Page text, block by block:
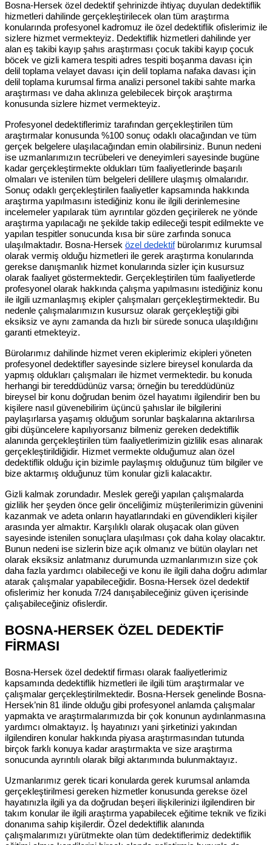
Bosna-Hersek özel dedektif şehrinizde ihtiyaç duyulan dedektiflik
hizmetleri dahilinde gerçekleştirilecek olan tüm araştırma
konularında profesyonel kadromuz ile özel dedektiflik ofislerimiz ile
sizlere hizmet vermekteyiz. Dedektiflik hizmetleri dahilinde yer
alan eş takibi kayıp şahıs araştırması çocuk takibi kayıp çocuk
böcek ve gizli kamera tespiti adres tespiti boşanma davası için
delil toplama velayet davası için delil toplama nafaka davası için
delil toplama kurumsal firma analizi personel takibi sahte marka
araştırması ve daha aklınıza gelebilecek birçok araştırma
konusunda sizlere hizmet vermekteyiz.
Profesyonel dedektiflerimiz tarafından gerçekleştirilen tüm
araştırmalar konusunda %100 sonuç odaklı olacağından ve tüm
gerçek belgelere ulaşılacağından emin olabilirsiniz. Bunun nedeni
ise uzmanlarımızın tecrübeleri ve deneyimleri sayesinde bugüne
kadar gerçekleştirmekte oldukları tüm faaliyetlerinde başarılı
olmaları ve istenilen tüm belgeleri delillere ulaşmış olmalarıdır.
Sonuç odaklı gerçekleştirilen faaliyetler kapsamında hakkında
araştırma yapılmasını istediğiniz konu ile ilgili derinlemesine
incelemeler yapılarak tüm ayrıntılar gözden geçirilerek ne yönde
araştırma yapılacağı ne şekilde takip edileceği tespit edilmekte ve
yapılan tespitler sonucunda kısa bir süre zarfında sonuca
ulaşılmaktadır. Bosna-Hersek özel dedektifbürolarımız kurumsal
olarak vermiş olduğu hizmetleri ile gerek araştırma konularında
gerekse danışmanlık hizmet konularında sizler için kusursuz
olarak faaliyet göstermektedir. Gerçekleştirilen tüm faaliyetlerde
profesyonel olarak hakkında çalışma yapılmasını istediğiniz konu
ile ilgili uzmanlaşmış ekipler çalışmaları gerçekleştirmektedir. Bu
nedenle çalışmalarımızın kusursuz olarak gerçekleştiği gibi
eksiksiz ve aynı zamanda da hızlı bir sürede sonuca ulaşıldığını
garanti etmekteyiz.
Bürolarımız dahilinde hizmet veren ekiplerimiz ekipleri yöneten
profesyonel dedektifler sayesinde sizlere bireysel konularda da
yapmış oldukları çalışmaları ile hizmet vermektedir. bu konuda
herhangi bir tereddüdünüz varsa; örneğin bu tereddüdünüz
bireysel bir konu doğrudan benim özel hayatımı ilgilendirir ben bu
kişilere nasıl güvenebilirim üçüncü şahıslar ile bilgilerini
paylaşırlarsa yaşamış olduğum sorunlar başkalarına aktarılırsa
gibi düşüncelere kapılıyorsanız bilmeniz gereken dedektiflik
alanında gerçekleştirilen tüm faaliyetlerimizin gizlilik esas alınarak
gerçekleştirildiğidir. Hizmet vermekte olduğumuz alan özel
dedektiflik olduğu için bizimle paylaşmış olduğunuz tüm bilgiler ve
bize aktarmış olduğunuz tüm konular gizli kalacaktır.
Gizli kalmak zorundadır. Meslek gereği yapılan çalışmalarda
gizlilik her şeyden önce gelir önceliğimiz müşterilerimizin güvenini
kazanmak ve adeta onların hayatlarındaki en güvendikleri kişiler
arasında yer almaktır. Karşılıklı olarak oluşacak olan güven
sayesinde istenilen sonuçlara ulaşılması çok daha kolay olacaktır.
Bunun nedeni ise sizlerin bize açık olmanız ve bütün olayları net
olarak eksiksiz anlatmanız durumunda uzmanlarımızın size çok
daha fazla yardımcı olabileceği ve konu ile ilgili daha doğru adımlar
atarak çalışmalar yapabileceğidir. Bosna-Hersek özel dedektif
ofislerimiz her konuda 7/24 danışabileceğiniz güven içerisinde
çalışabileceğiniz ofislerdir.
BOSNA-HERSEK ÖZEL DEDEKTİF
FİRMASI
Bosna-Hersek özel dedektif firması olarak faaliyetlerimiz
kapsamında dedektiflik hizmetleri ile ilgili tüm araştırmalar ve
çalışmalar gerçekleştirilmektedir. Bosna-Hersek genelinde Bosna-
Hersek’nin 81 ilinde olduğu gibi profesyonel anlamda çalışmalar
yapmakta ve araştırmalarımızda bir çok konunun aydınlanmasına
yardımcı olmaktayız. İş hayatınızı yani şirketinizi yakından
ilgilendiren konular hakkında piyasa araştırmasından tutunda
birçok farklı konuya kadar araştırmakta ve size araştırma
sonucunda ayrıntılı olarak bilgi aktarımında bulunmaktayız.
Uzmanlarımız gerek ticari konularda gerek kurumsal anlamda
gerçekleştirilmesi gereken hizmetler konusunda gerekse özel
hayatınızla ilgili ya da doğrudan beşeri ilişkilerinizi ilgilendiren bir
takım konular ile ilgili araştırma yapabilecek eğitime teknik ve fiziki
donanıma sahip kişilerdir. Özel dedektiflik alanında
çalışmalarımızı yürütmekte olan tüm dedektiflerimiz dedektiflik